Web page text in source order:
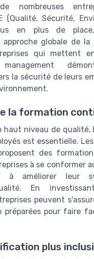
nombreuses
(Qualité, Sécurité,
en plus de
globale de la
qui mettent
la sécurité de leurs
la formation
haut niveau de qualité,
est essentielle.
des
à se conformer
à améliorer leur
En
peuvent
préparées pour faire
plus